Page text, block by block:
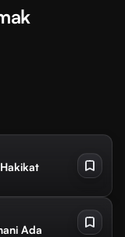
Hakikat
Ada